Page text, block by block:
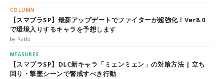
COLUMN
【スマブラSP】最新アップデートでファイターが超強化！Ver8.0
で環境入りするキャラを予想します
by Raito
MEASURES
【スマブラSP】DLC新キャラ「ミェンミェン」の対策方法 | 立ち
回り・撃墜シーンで警戒すべき行動